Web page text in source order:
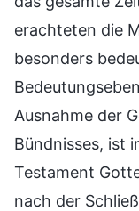
erachteten die
besonders
Ausnahme der
Bündnisses, ist
Testament
nach der